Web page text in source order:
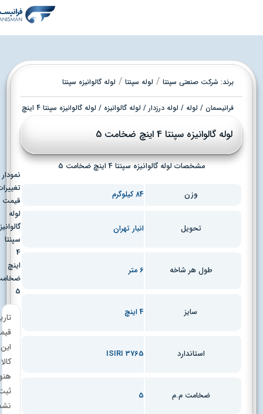
شرکت صنعتی سپنتا /لوله سپنتا /لوله گالوانیزه سپنتا
فرانیسمان/لوله/لوله درزدار /لوله گالوانیزه/ لوله گالوانیزه سپنتا 4 اینچ ضخامت 5
لوله گالوانیزه سپنتا 4 اینچ ضخامت 5
مشخصات لوله گالوانیزه سپنتا 4 اینچ ضخامت 5
تحویل انبار تهران
طول هر شاخه
استاندارد ISIRI 3765
ضخامت م.م
نمودار
تغییرات
قیمت
گالوانیزه
ضخامت
تاریخچه
قیمت
نشده